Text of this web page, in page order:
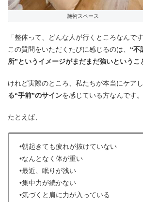
施術スペース
「整体って、どんな人が行くところなんです
この質問をいただくたびに感じるのは、 “不
所”というイメージがまだまだ強いというこ
けれど実際のところ、私たちが本当にケアし
る“手前”のサインを感じている方なんです。
たとえば、
•朝起きても疲れが抜けていない
•なんとなく体が重い
•最近、眠りが浅い
•集中力が続かない
•気づくと肩に力が入っている